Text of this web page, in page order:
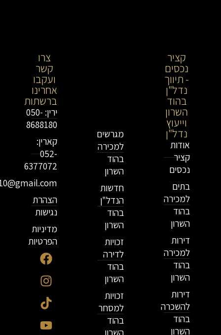
קציר
נכסים
- תיווך
נדל"ן
בהוד
השרון
וייעוץ
נדל"ן
אודות
קציר
נכסים
בתים
למכירה
בהוד
השרון
דירות
למכירה
בהוד
השרון
דירות
להשכרה
בהוד
השרון
מגרשים
למכירה
בהוד
השרון
חדשות
הנדל"ן
בהוד
השרון
זכויות
לדירה
בהוד
השרון
זכויות
למסחר
בהוד
צרו
קשר
ועקבו
אחרינו
ברשתות
ירין: 050-
8688180
קארין:
052-
6377072
הצהרת
נגישות
מדיניות
הפרטיות